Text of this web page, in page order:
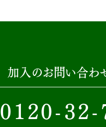
加入のお問い合わ
0120-32-